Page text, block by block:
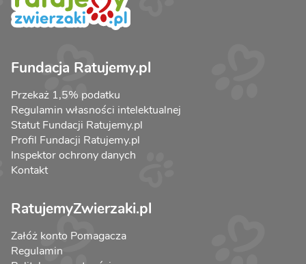
Fundacja Ratujemy.pl
Przekaż 1,5% podatku
Regulamin własności intelektualnej
Statut Fundacji Ratujemy.pl
Profil Fundacji Ratujemy.pl
Inspektor ochrony danych
Kontakt
RatujemyZwierzaki.pl
Załóż konto Pomagacza
Regulamin